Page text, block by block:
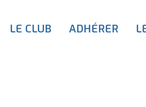
LE CLUB ADHÉRER